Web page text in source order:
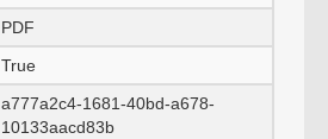
PDF
True
a777a2c4-1681-40bd-a678-
10133aacd83b